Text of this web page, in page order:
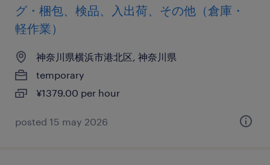
グ・梱包、検品、入出荷、その他（倉庫・
軽作業）
神奈川県横浜市港北区, 神奈川県
temporary
¥1379.00 per hour
posted 15 may 2026